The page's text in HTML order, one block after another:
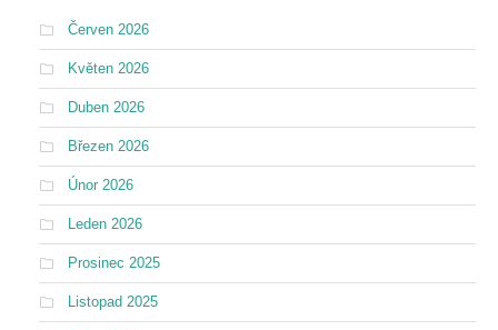
Červen 2026
Květen 2026
Duben 2026
Březen 2026
Únor 2026
Leden 2026
Prosinec 2025
Listopad 2025